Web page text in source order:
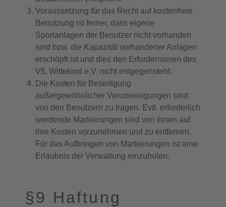
Voraussetzung für das Recht auf kostenfreie
Benutzung ist ferner, dass eigene
Sportanlagen der Benutzer nicht vorhanden
sind bzw. die Kapazität vorhandener Anlagen
erschöpft ist und dies den Erfordernissen des
VfL Wittekind e.V. nicht entgegensteht.
Die Kosten für Beseitigung
außergewöhnlicher Verunreinigungen sind
von den Benutzern zu tragen. Evtl. erforderlich
werdende Markierungen sind von ihnen auf
ihre Kosten vorzunehmen und zu entfernen.
Für das Aufbringen von Markierungen ist eine
Erlaubnis der Verwaltung einzuholen.
§9 Haftung